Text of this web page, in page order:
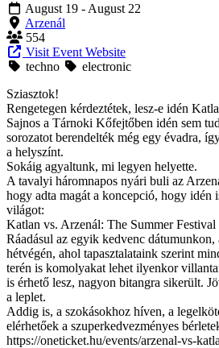
August 19 - August 22
Arzenál
554
Visit Event Website
techno
electronic
Sziasztok!
Rengetegen kérdeztétek, lesz-e idén
Sajnos a Tárnoki Kőfejtőben idén sem
sorozatot berendelték még egy évadra,
a helyszínt.
Sokáig agyaltunk, mi legyen helyette.
A tavalyi háromnapos nyári buli az
hogy adta magát a koncepció, hogy idén
világot:
Katlan vs. Arzenál: The Summer Festival
Ráadásul az egyik kedvenc dátumunkon,
hétvégén, ahol tapasztalataink szerint
terén is komolyakat lehet ilyenkor
is érhető lesz, nagyon bitangra sikerült.
a leplet.
Addig is, a szokásokhoz híven, a
elérhetőek a szuperkedvezményes
https://oneticket.hu/events/arzenal-vs-